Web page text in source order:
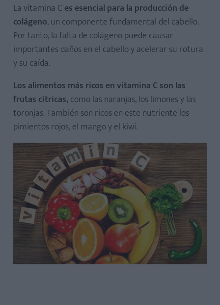
La vitamina C es esencial para la producción de
colágeno, un componente fundamental del cabello.
Por tanto, la falta de colágeno puede causar
importantes daños en el cabello y acelerar su rotura
y su caída.
Los alimentos más ricos en vitamina C son las
frutas cítricas,como las naranjas, los limones y las
toronjas. También son ricos en este nutriente los
pimientos rojos, el mango y el kiwi.